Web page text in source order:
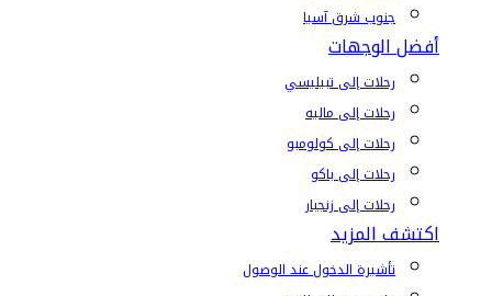
جنوب شرق آسيا
أفضل الوجهات
رحلات إلى تبيليسي
رحلات إلى ماليه
رحلات إلى كولومبو
رحلات إلى باكو
رحلات إلى زنجبار
اكتشف المزيد
تأشيرة الدخول عند الوصول